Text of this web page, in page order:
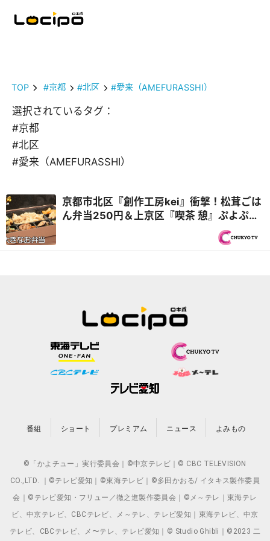
TOP #京都 #北区 #愛来（AMEFURASSHI）
選択されているタグ：
#京都
#北区
#愛来（AMEFURASSHI）
京都市北区『創作工房kei』衝撃！松茸ごは
ん弁当250円＆上京区『喫茶 憩』ぷよぷよ
卵のオムレツカレー再び！秋の京都 2,000
番組 ショート プレミアム ニュース よみもの
©「かよチュー」実行委員会｜©中京テレビ｜© CBC TELEVISION
CO.,LTD. ｜©テレビ愛知｜©東海テレビ｜©多田かおる/ イタキス製作委員
会｜©テレビ愛知・フリュー／徹之進製作委員会｜©メ～テレ｜東海テレ
ビ、中京テレビ、CBCテレビ、メ～テレ、テレビ愛知｜東海テレビ、中京
テレビ、CBCテレビ、メ〜テレ、テレビ愛知｜© Studio Ghibli｜©2023 二